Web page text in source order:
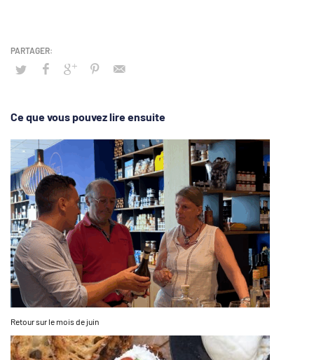
Ce que vous pouvez lire ensuite
Retour sur le mois de juin